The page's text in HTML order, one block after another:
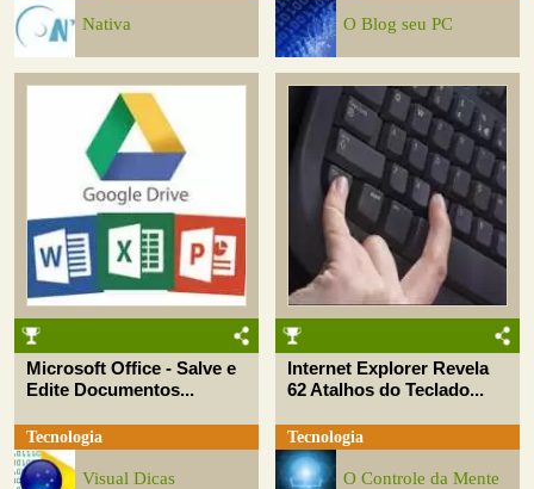
Nativa O Blog seu PC
Microsoft Office - Salve e
Edite Documentos...
Tecnologia
Visual Dicas
Internet Explorer Revela
62 Atalhos do Teclado...
Tecnologia
O Controle da Mente